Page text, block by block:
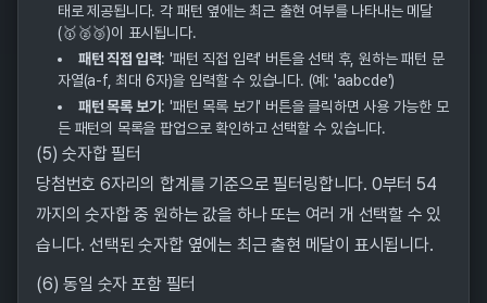
태로 제공됩니다. 각 패턴 옆에는 최근 출현 여부를 나타내는 메달
(🥇🥈🥉)이 표시됩니다.
패턴 직접 입력: '패턴 직접 입력' 버튼을 선택 후, 원하는 패턴 문
자열(a-f, 최대 6자)을 입력할 수 있습니다. (예: 'aabcde')
패턴 목록 보기 : '패턴 목록 보기' 버튼을 클릭하면 사용 가능한 모
든 패턴의 목록을 팝업으로 확인하고 선택할 수 있습니다.
(5) 숫자합 필터
당첨번호 6자리의 합계를 기준으로 필터링합니다. 0부터 54
까지의 숫자합 중 원하는 값을 하나 또는 여러 개 선택할 수 있
습니다. 선택된 숫자합 옆에는 최근 출현 메달이 표시됩니다.
(6) 동일 숫자 포함 필터